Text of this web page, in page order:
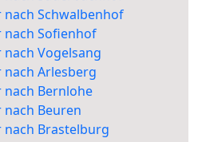
Schwalbenhof
nach Sofienhof
Vogelsang
Arlesberg
nach Bernlohe
Beuren
nach Brastelburg